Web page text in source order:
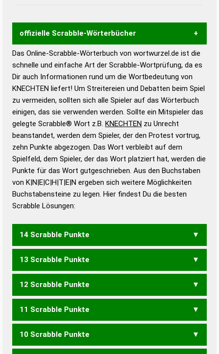
offizielle Scrabble-Wörterbücher
Wortwurzel liefert mit Hilfe eines semantischen
Wortanalyse-Algorithmus gute Anhaltspunkte zu
Wortbedeutung, Worttrennung und Wortform, um die
Gültigkeit eines Wortes für das Scrabble-Spiel zu
bestimmen!
zugelassene Turnier Scrabble-
Wörterbücher sind:
Duden – Standardwerk in 12 Bänden
Duden – Richtiges und gutes
Deutsch
Duden – Die deutsche Grammatik
Duden – Deutsches
Das Online-Scrabble-Wörterbuch von wortwurzel.de ist die
schnelle und einfache Art der Scrabble-Wortprüfung, da es
Dir auch Informationen rund um die Wortbedeutung von
KNECHTEN liefert! Um Streitereien und Debatten beim Spiel
zu vermeiden, sollten sich alle Spieler auf das Wörterbuch
einigen, das sie verwenden werden. Sollte ein Mitspieler das
gelegte Scrabble® Wort z.B. KNECHTEN zu Unrecht
beanstandet, werden dem Spieler, der den Protest vortrug,
zehn Punkte abgezogen. Das Wort verbleibt auf dem
Spielfeld, dem Spieler, der das Wort platziert hat, werden die
Punkte für das Wort gutgeschrieben. Aus den Buchstaben
von K|N|E|C|H|T|E|N ergeben sich weitere Möglichkeiten
Buchstabensteine zu legen. Hier findest Du die besten
Scrabble Lösungen:
14 Scrabble Punkte
HECKTEN
13 Scrabble Punkte
HECKEN HECKET HECKTE
12 Scrabble Punkte
HECKE HECKT ECKTEN
11 Scrabble Punkte
HECK ECKEN NECKE NECKT
10 Scrabble Punkte